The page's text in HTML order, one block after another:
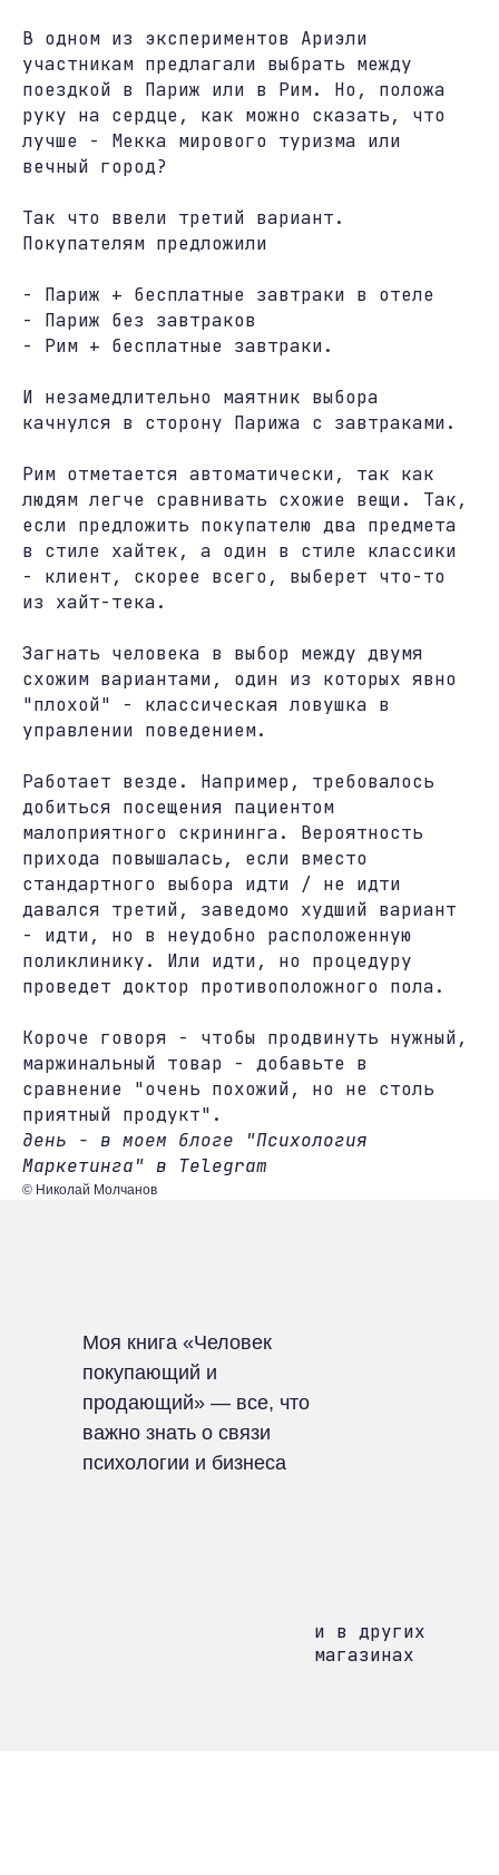
В одном из экспериментов Ариэли
участникам предлагали выбрать между
поездкой в Париж или в Рим. Но, положа
руку на сердце, как можно сказать, что
лучше - Мекка мирового туризма или
вечный город?
Так что ввели третий вариант.
Покупателям предложили
- Париж + бесплатные завтраки в отеле
- Париж без завтраков
- Рим + бесплатные завтраки.
И незамедлительно маятник выбора
качнулся в сторону Парижа с завтраками.
Рим отметается автоматически, так как
людям легче сравнивать схожие вещи. Так,
если предложить покупателю два предмета
в стиле хайтек, а один в стиле классики
- клиент, скорее всего, выберет что-то
из хайт-тека.
Загнать человека в выбор между двумя
схожим вариантами, один из которых явно
"плохой" - классическая ловушка в
управлении поведением.
Работает везде. Например, требовалось
добиться посещения пациентом
малоприятного скрининга. Вероятность
прихода повышалась, если вместо
стандартного выбора идти / не идти
давался третий, заведомо худший вариант
- идти, но в неудобно расположенную
поликлинику. Или идти, но процедуру
проведет доктор противоположного пола.
Короче говоря - чтобы продвинуть нужный,
маржинальный товар - добавьте в
сравнение "очень похожий, но не столь
приятный продукт".
день - в моем блоге
"Психология
Маркетинга" в Telegram
© Николай Молчанов
Моя книга «Человек
покупающий и
продающий» — все, что
важно знать о связи
психологии и бизнеса
и в других
магазинах